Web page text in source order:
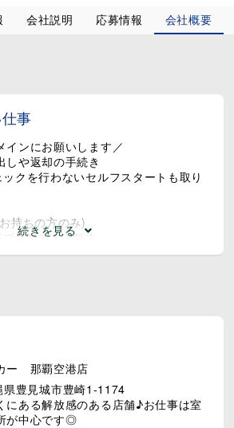
会社説明 応募情報 会社概要
事
続きを見る
インにお願いします／
しや返却の手続き
クを行わないセルフスタートも取り
持ちの方のみ)
気分で大人気！
店舗との車の交換や移動など♪
送迎の専任スタッフがいるため、屋
どです！
！
された場合は、外国人スタッフが対応
ているため、語学スキルがなくても
す！
スタッフや店長が丁寧に教えますの
ー 那覇空港店
豊見城市豊崎1-1174
にある解放感のある店舗♪お仕事は室
が中心です◎